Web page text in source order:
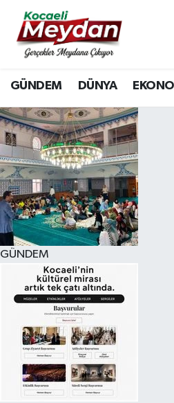
GÜNDEM DÜNYA
GÜNDEM
Nöbetçi Eczaneler
Hava Durumu
Trafik Durumu
Süper Lig Puan Durumu
Tüm Manşetler
Son Dakika Haberleri
Haber Arşivi